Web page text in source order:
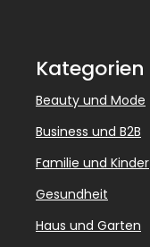
Kategorien
Beauty und Mode
Business und B2B
Familie und Kinder
Gesundheit
Haus und Garten